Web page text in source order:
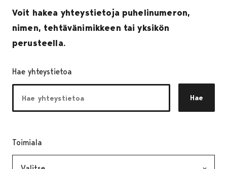
Voit hakea yhteystietoja puhelinumeron,
nimen, tehtävänimikkeen tai yksikön
perusteella.
Hae yhteystietoa
Hae
Toimiala